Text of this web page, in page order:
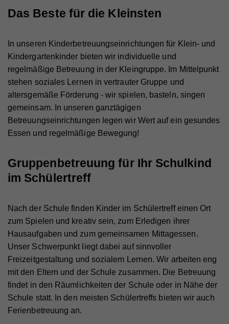
Das Beste für die Kleinsten
In unseren Kinderbetreuungseinrichtungen für Klein- und
Kindergartenkinder bieten wir individuelle und
regelmäßige Betreuung in der Kleingruppe. Im Mittelpunkt
stehen soziales Lernen in vertrauter Gruppe und
altersgemäße Förderung - wir spielen, basteln, singen
gemeinsam. In unseren ganztägigen
Betreuungseinrichtungen legen wir Wert auf ein gesundes
Essen und regelmäßige Bewegung!
Gruppenbetreuung für Ihr Schulkind
im Schülertreff
Nach der Schule finden Kinder im Schülertreff einen Ort
zum Spielen und kreativ sein, zum Erledigen ihrer
Hausaufgaben und zum gemeinsamen Mittagessen.
Unser Schwerpunkt liegt dabei auf sinnvoller
Freizeitgestaltung und sozialem Lernen. Wir arbeiten eng
mit den Eltern und der Schule zusammen. Die Betreuung
findet in den Räumlichkeiten der Schule oder in Nähe der
Schule statt. In den meisten Schülertreffs bieten wir auch
Ferienbetreuung an.